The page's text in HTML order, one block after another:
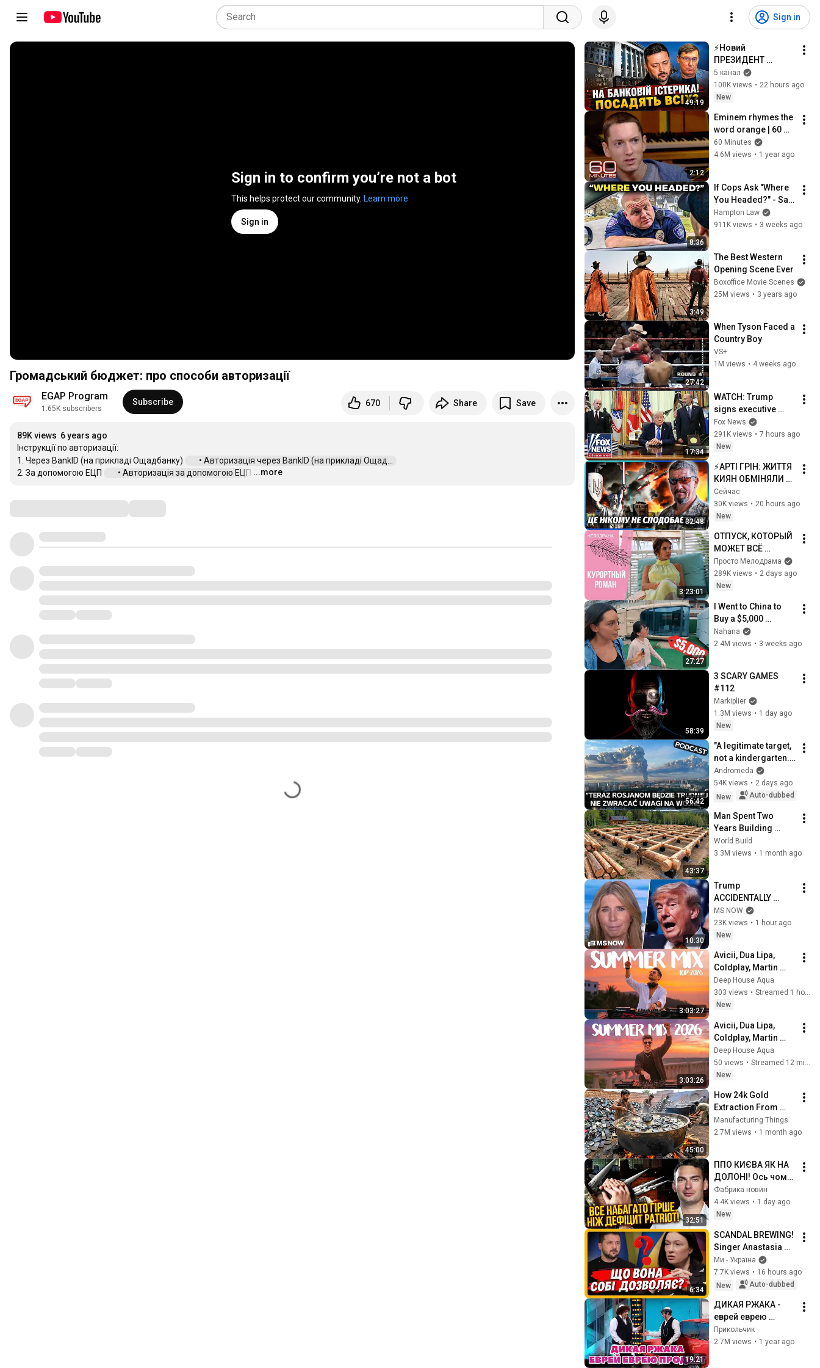
Sign in
Sign in to confirm you’re not a bot
This helps protect our community. Learn more
Sign in
Громадський бюджет: про способи авторизації
EGAP Program
1.65K subscribers
Subscribe 670 Share Save
89K views 6 years ago
Інструкції по авторизації:
1. Через BankID (на прикладі Ощадбанку)
• Авторизація через BankID (на прикладі Ощад...
2. За допомогою ЕЦП
• Авторизація за допомогою ЕЦП …
...more
49:19
⚡️Новий
ПРЕЗИДЕНТ
ОДРАЗУ ПІСЛЯ
ЗАКІНЧЕННЯ
ВІЙНИ! 💣
чому ЗЕЛЕНСЬКИЙ
РОЗІГНАВ ВСІХ
5 канал
100K views • 22 hours ago
New
2:12
Eminem rhymes the
word orange | 60
Minutes Archive
60 Minutes
4.6M views • 1 year ago
8:36
If Cops Ask "Where
You Headed?" - Say
THIS (Simple
Phrase)
Hampton Law
911K views • 3 weeks ago
3:49
The Best Western
Opening Scene Ever
Boxoffice Movie Scenes
25M views • 3 years ago
27:42
When Tyson Faced a
Country Boy
VS+
1M views • 4 weeks ago
17:34
WATCH: Trump
signs executive
order on birthright
citizenship
Fox News
291K views • 7 hours ago
New
32:48
⚡️АРТІ ГРІН: ЖИТТЯ
КИЯН ОБМІНЯЛИ
НА ГРОШІ! ОСЬ
ПРАВДА ПРО
ОБСТРІЛИ В КИЄВІ.
можна ЗАБУТИ
Сейчас
30K views • 20 hours ago
New
3:23:01
ОТПУСК, КОТОРЫЙ
МОЖЕТ ВСЁ
ИЗМЕНИТЬ!
Курортный роман.
Все серии
Просто Мелодрама
289K views • 2 days ago
New
27:27
I Went to China to
Buy a $5,000
Modular Home —
What's the Real
Nahana
2.4M views • 3 weeks ago
58:39
3 SCARY GAMES
#112
Markiplier
1.3M views • 1 day ago
New
56:42
"A legitimate target,
not a kindergarten."
Ukrainians respond
to Russian
lamentations over
Andromeda
54K views • 2 days ago
New
Auto-dubbed
43:37
Man Spent Two
Years Building
HUGE Wooden
House for his
@bjornbrenton
World Build
3.3M views • 1 month ago
10:30
Trump
ACCIDENTALLY
REVEALS truth about
munition shortages,
threatens JAIL TIME
MS NOW
23K views • 1 hour ago
New
3:03:27
Avicii, Dua Lipa,
Coldplay, Martin
Garrix & Kygo, The
Chainsmokers Style
- SUMMER DEEP
Deep House Aqua
303 views •
Streamed 1 hour ago
New
3:03:26
Avicii, Dua Lipa,
Coldplay, Martin
Garrix & Kygo, The
Chainsmokers Style
- SUMMER DEEP
Deep House Aqua
50 views •
New
45:00
How 24k Gold
Extraction From
Waste Mobile
Phones | Incredible
Manufacturing Things
2.7M views • 1 month ago
32:51
ППО КИЄВА ЯК НА
ДОЛОНІ! Ось чому
РФ АТАКУЄ
СКЛАДИ. Грошей
на захист НЕМАЄ.
СПОДІВАЛИСЬ НА
США
Фабрика новин
4.4K views • 1 day ago
New
6:34
SCANDAL BREWING!
Singer Anastasia
PRYKODKO lashes
out at ZELENSKYY
over his trip to see
Ми - Україна
7.7K views • 16 hours ago
New
Auto-dubbed
19:21
ДИКАЯ РЖАКА -
еврей еврею
продаёт машину
Прикольчик
2.7M views • 1 year ago